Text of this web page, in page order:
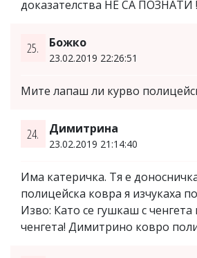
доказателства НЕ СА ПОЗНАТИ !
25. Божко
23.02.2019 22:26:51
Мите лапаш ли курво
24. Димитрина
23.02.2019 21:14:40
Има катеричка. Тя е
полицейска ковра я изчукаха
Изво: Като се гушкаш с
ченгета! Димитрино ковро